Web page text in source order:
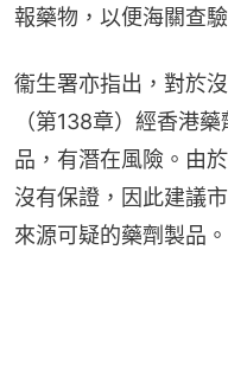
報藥物，以便海關查
衞生署亦指出，對於
（第138章）經香港
品，有潛在風險。由
沒有保證，因此建議
來源可疑的藥劑製品。